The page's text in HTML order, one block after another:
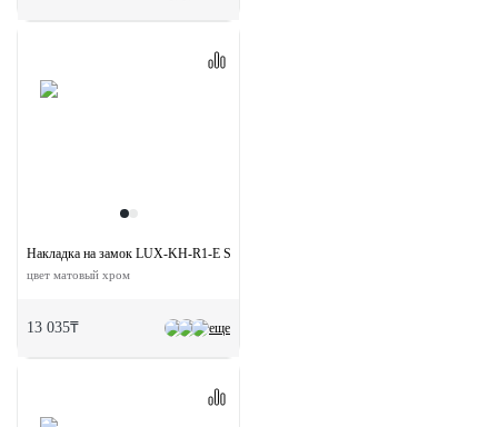
еще
Накладка на замок LUX-KH-R1-E SSB круглая под евроцилиндр
цвет матовый хром
13 035₸